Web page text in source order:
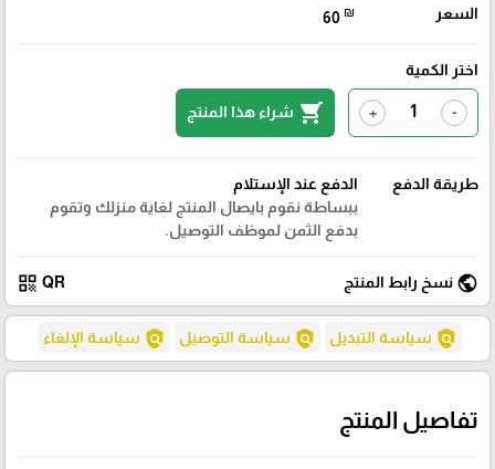
السعر 60 ₪
اختر الكمية
-
+
shopping_cart شراء هذا المنتج
طريقة الدفع
الدفع عند الإستلام
ببساطة نقوم بايصال المنتج لغاية منزلك وتقوم
بدفع الثمن لموظف التوصيل.
public نسخ رابط المنتج QR
qr_code
policy سياسة التبديل policy سياسة التوصيل policy سياسة الإلغاء
تفاصيل المنتج